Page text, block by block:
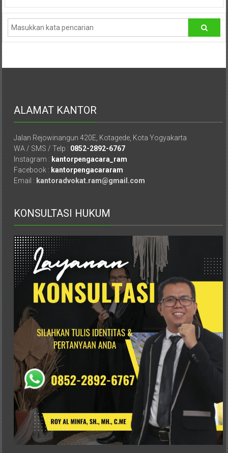
Pusat,
Tanggerang,
Purworejo,
Purwokerto,
Tasikmalaya,
Pacitan,
Palembang,
Lampung,
Badung,
Gianyar,
Mataram,
Sragen,
Karanganyar,
Malang,
Kediri,
Madiun,
Ponorogo,
Cilacap,
Banjarnegara,
Temanggung,
Wonosobo,
Cirebon,
Karawang,
Aceh,
Medan,
Padang,
Jakarta
Pusat,
Bontang,
Demak,
Kudus,
ALAMAT KANTOR
Jalan Rejowinangun 420E, Kotagede, Kota Yogyakarta
WA / SMS / Telp : 0852-2892-6767
Instagram : kantorpengacara_ram
Facebook : kantorpengacararam
Email : kantoradvokat.ram@gmail.com
KONSULTASI HUKUM